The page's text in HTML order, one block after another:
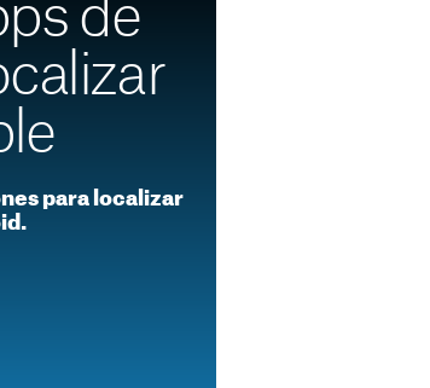
de
para localizar